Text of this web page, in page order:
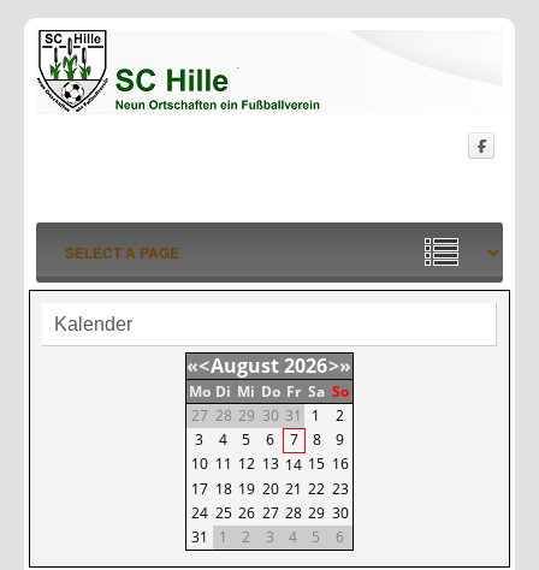
Kalender
«<August2026>»
Mo Di Mi Do Fr Sa So
27 28 29 30 31 1
2
3
4 5 6 7 8
9
10 11 12 13 14 15 16
17 18 19 20 21 22 23
24 25 26 27 28 29 30
31
1 2 3 4 5 6